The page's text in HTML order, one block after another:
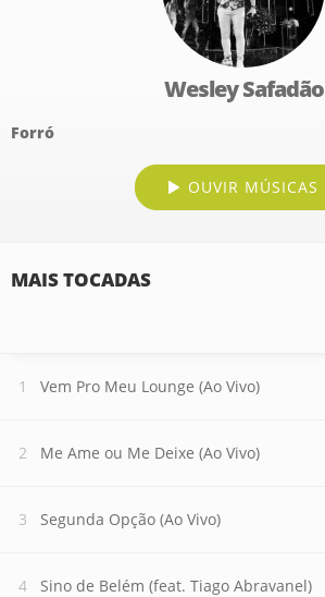
Wesley Safadão
Forró
OUVIR MÚSICAS
MAIS TOCADAS
Vem Pro Meu Lounge (Ao Vivo)
Me Ame ou Me Deixe (Ao Vivo)
Segunda Opção (Ao Vivo)
Sino de Belém (feat. Tiago Abravanel)